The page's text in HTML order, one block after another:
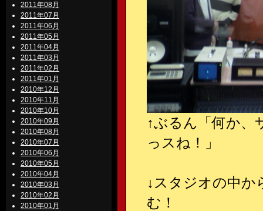
2011年08月
2011年07月
2011年06月
2011年05月
2011年04月
2011年03月
2011年02月
2011年01月
2010年12月
2010年11月
2010年10月
2010年09月
2010年08月
2010年07月
2010年06月
2010年05月
2010年04月
2010年03月
2010年02月
2010年01月
↑ぶるん「何か、
っスね！」
↓ スタジオの中か
む！